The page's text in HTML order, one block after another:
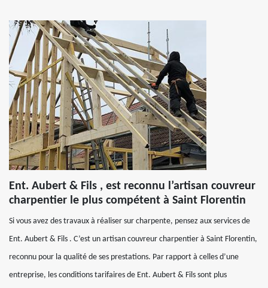
Ent. Aubert & Fils , est reconnu l’artisan couvreur
charpentier le plus compétent à Saint Florentin
Si vous avez des travaux à réaliser sur charpente, pensez aux services de
Ent. Aubert & Fils . C’est un artisan couvreur charpentier à Saint Florentin,
reconnu pour la qualité de ses prestations. Par rapport à celles d’une
entreprise, les conditions tarifaires de Ent. Aubert & Fils sont plus